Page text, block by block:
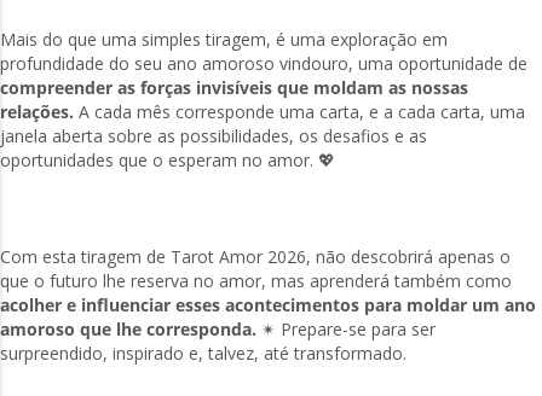
Mais do que uma simples tiragem, é uma exploração em
profundidade do seu ano amoroso vindouro, uma oportunidade de
compreender as forças invisíveis que moldam as nossas
relações. A cada mês corresponde uma carta, e a cada carta, uma
janela aberta sobre as possibilidades, os desafios e as
oportunidades que o esperam no amor. 💖
Com esta tiragem de Tarot Amor 2026, não descobrirá apenas o
que o futuro lhe reserva no amor, mas aprenderá também como
acolher e influenciar esses acontecimentos para moldar um ano
amoroso que lhe corresponda. ✴ Prepare-se para ser
surpreendido, inspirado e, talvez, até transformado.